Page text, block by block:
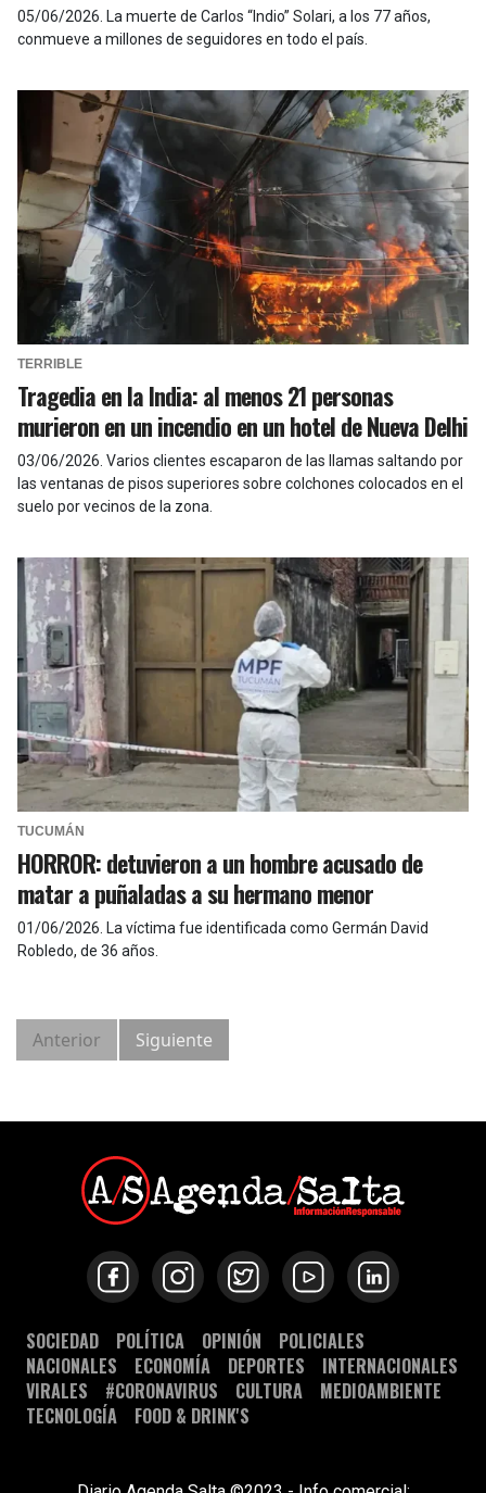
05/06/2026 La muerte de Carlos “Indio” Solari, a los 77 años,
conmueve a millones de seguidores en todo el país.
TERRIBLE
Tragedia en la India: al menos 21 personas
murieron en un incendio en un hotel de Nueva Delhi
03/06/2026 Varios clientes escaparon de las llamas saltando por
las ventanas de pisos superiores sobre colchones colocados en el
suelo por vecinos de la zona.
TUCUMÁN
HORROR: detuvieron a un hombre acusado de
matar a puñaladas a su hermano menor
01/06/2026 La víctima fue identificada como Germán David
Robledo, de 36 años.
Anterior Siguiente
SOCIEDAD POLÍTICA OPINIÓN
POLICIALES
NACIONALES
ECONOMÍA DEPORTES
INTERNACIONALES
VIRALES
#CORONAVIRUS CULTURA
MEDIOAMBIENTE
TECNOLOGÍA
FOOD & DRINK'S